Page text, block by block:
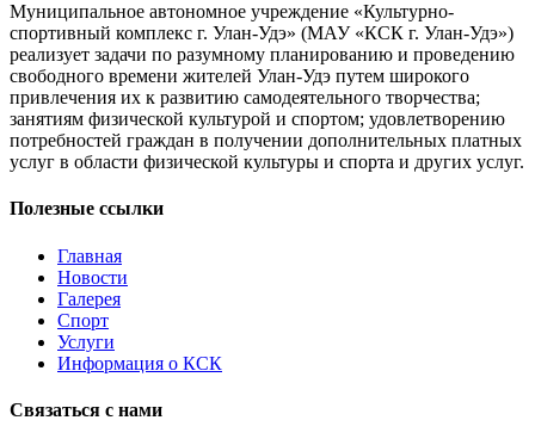
Муниципальное автономное учреждение «Культурно-
спортивный комплекс г. Улан-Удэ» (МАУ «КСК г. Улан-Удэ»)
реализует задачи по разумному планированию и проведению
свободного времени жителей Улан-Удэ путем широкого
привлечения их к развитию самодеятельного творчества;
занятиям физической культурой и спортом; удовлетворению
потребностей граждан в получении дополнительных платных
услуг в области физической культуры и спорта и других услуг.
Полезные ссылки
Главная
Новости
Галерея
Спорт
Услуги
Информация о КСК
Связаться с нами